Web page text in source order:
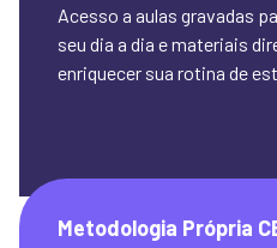
Acesso a aulas gravadas
seu dia a dia e materiais
enriquecer sua rotina de
Metodologia Própria